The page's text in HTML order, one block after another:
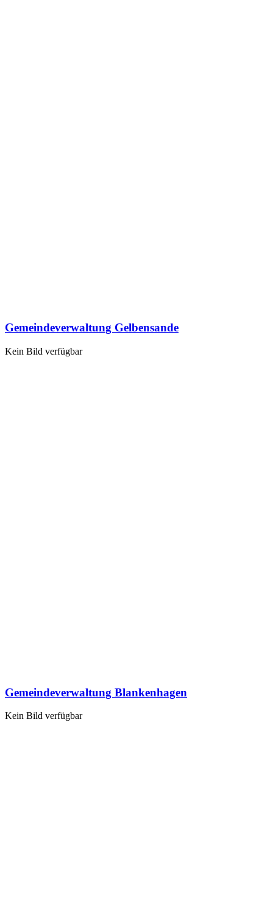
Gemeindeverwaltung Gelbensande
Kein Bild verfügbar
Gemeindeverwaltung Blankenhagen
Kein Bild verfügbar